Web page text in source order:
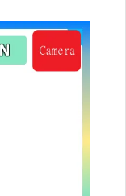
khả năng
giám sát cao